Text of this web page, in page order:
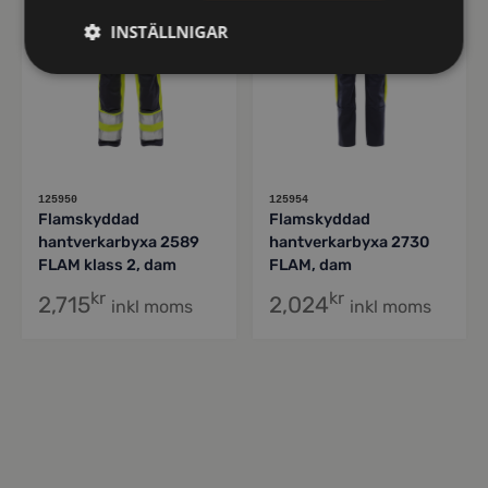
125950
Flamskyddad
hantverkarbyxa 2589
FLAM klass 2, dam
2,715kr inkl moms
125954
Flamskyddad
hantverkarbyxa 2730
FLAM, dam
2,024kr inkl moms
INSTÄLLNIGAR